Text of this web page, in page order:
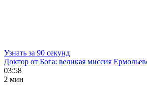
Узнать за 90 секунд
Доктор от Бога: великая миссия
03:58
2 мин